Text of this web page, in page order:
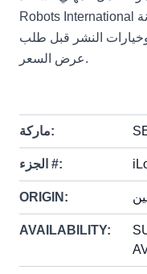
Robots International المشترين العرب على مقارنة
وخيارات النشر قبل طلب
عرض السعر.
ماركة:
الجزء #:
ORIGIN:
AVAILABILITY: